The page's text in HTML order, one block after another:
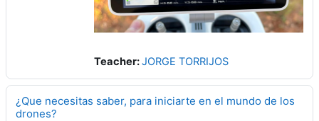
Teacher:JORGE TORRIJOS
¿Que necesitas saber, para iniciarte en el mundo de los
drones?